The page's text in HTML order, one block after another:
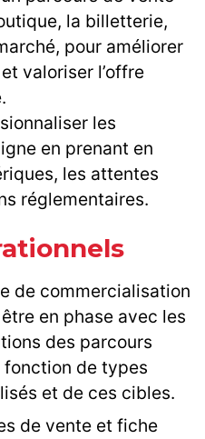
la billetterie,
pour améliorer
valoriser l’offre
les
en prenant en
les attentes
réglementaires.
de commercialisation
en phase avec les
des parcours
fonction de types
et de ces cibles.
de vente et fiche